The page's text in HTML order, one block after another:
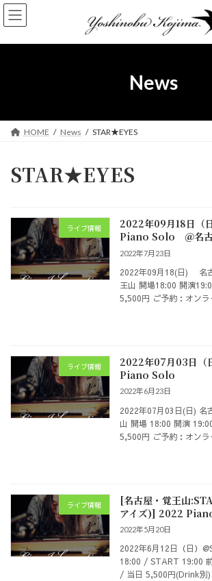
コ
ン
ン
ナ
ビ
ー
News
HOME News STAR★EYES
STAR★EYES
ライブ情報
2022年09月18日（
Piano Solo ＠名
2022年7月23日
2022年09月18(日) 名
王山 開場18:00 開演
5,500円 ご予約：オンラ
ライブ情報
2022年07月03日
Piano Solo
2022年6月23日
2022年07月03日(日) 名
山 開場 18:00 開演
5,500円 ご予約：オンラ
ライブ情報
[名古屋・覚王山
アイズ)] 2022
2022年5月20日
2022年6月12日（日）
18:00 / START 19:00
/ 当日 5,500円(Drink